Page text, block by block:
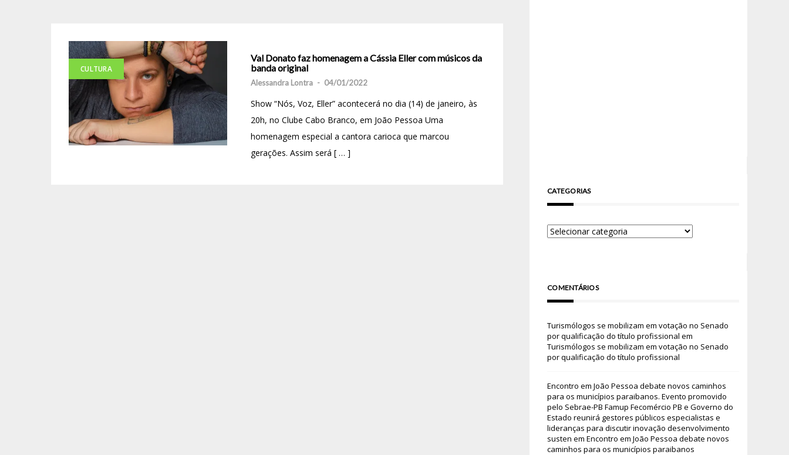
CULTURA
Val Donato faz homenagem a Cássia Eller com músicos da
banda original
Alessandra Lontra - 04/01/2022
Show “Nós, Voz, Eller” acontecerá no dia (14) de janeiro, às
20h, no Clube Cabo Branco, em João Pessoa Uma
homenagem especial a cantora carioca que marcou
gerações. Assim será [ … ]
CATEGORIAS
COMENTÁRIOS
Turismólogos se mobilizam em votação no Senado
por qualificação do título profissional em
Turismólogos se mobilizam em votação no Senado
por qualificação do título profissional
Encontro em João Pessoa debate novos caminhos
para os municípios paraibanos. Evento promovido
pelo Sebrae-PB Famup Fecomércio PB e Governo do
Estado reunirá gestores públicos especialistas e
lideranças para discutir inovação desenvolvimento
susten em Encontro em João Pessoa debate novos
caminhos para os municípios paraibanos